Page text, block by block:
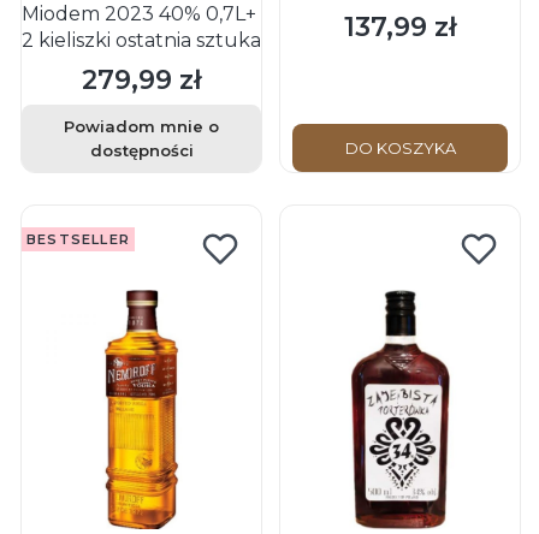
Miodem 2023 40% 0,7L+
2 kieliszki ostatnia sztuka
Cena
279,99 zł
Powiadom mnie o
dostępności
Cena
137,99 zł
DO KOSZYKA
BESTSELLER